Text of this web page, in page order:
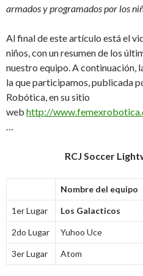
armados y programados por los
Al final de este artículo está el
niños, con un resumen de los
nuestro equipo. A continuación,
la que participamos, publicada
Robótica, en su sitio
web http://
…
RCJ Soccer
Nombre del equipo
1er Lugar Los Galacticos
2do Lugar Yuhoo Uce
3er Lugar Atom